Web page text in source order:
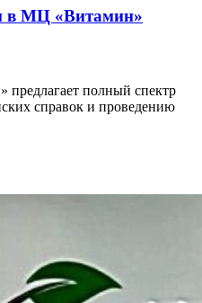
в МЦ «Витамин»
полный спектр
справок и проведению